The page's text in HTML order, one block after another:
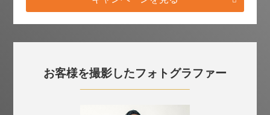
お客様を撮影したフォトグラファー